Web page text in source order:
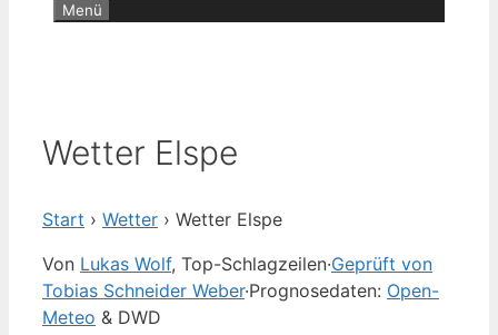
Menü
Wetter Elspe
Start › Wetter › Wetter Elspe
Von Lukas Wolf, Top-Schlagzeilen·Geprüft von
Tobias Schneider Weber·Prognosedaten: Open-
Meteo & DWD